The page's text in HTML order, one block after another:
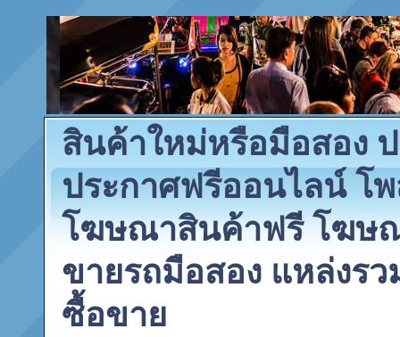
สินค้าใหม่หรือมือสอง
ประกาศฟรีออนไลน์ โ
โฆษณาสินค้าฟรี โฆษ
ขายรถมือสอง แหล่งร
ซื้อขาย